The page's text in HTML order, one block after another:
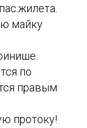
майку
по
правым
протоку!